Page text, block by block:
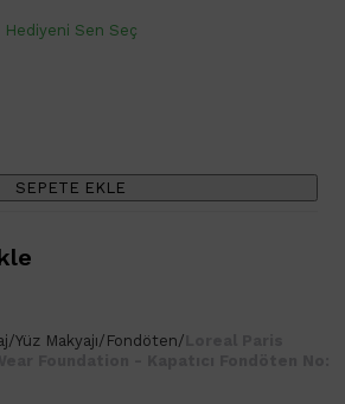
Hediyeni Sen Seç
SEPETE EKLE
/Yüz Makyajı/ Fondöten/